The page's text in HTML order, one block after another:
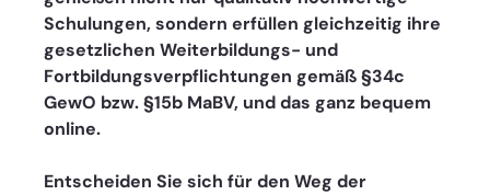
Schulungen, sondern erfüllen gleichzeitig ihre
gesetzlichen Weiterbildungs- und
Fortbildungsverpflichtungen gemäß §34c
GewO bzw. §15b MaBV, und das ganz bequem
online.
Entscheiden Sie sich für den Weg der